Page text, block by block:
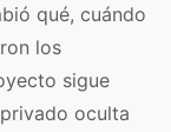
qué, cuándo
los
sigue
oculta